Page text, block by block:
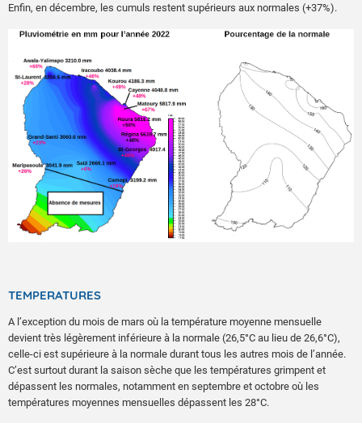
Enfin, en décembre, les cumuls restent supérieurs aux normales (+37%).
TEMPERATURES
A l’exception du mois de mars où la température moyenne mensuelle
devient très légèrement inférieure à la normale (26,5°C au lieu de 26,6°C),
celle-ci est supérieure à la normale durant tous les autres mois de l’année.
C’est surtout durant la saison sèche que les températures grimpent et
dépassent les normales, notamment en septembre et octobre où les
températures moyennes mensuelles dépassent les 28°C.